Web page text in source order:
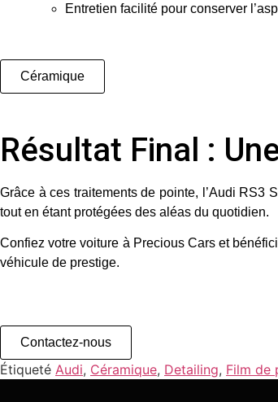
Entretien facilité pour conserver
Céramique
Résultat Final :
Grâce à ces traitements de pointe, l’Audi RS3
tout en étant protégées des aléas du quotidien.
Confiez votre voiture à Precious Cars et
véhicule de prestige.
Contactez-nous
Étiqueté Audi, Céramique, Detailing, Film de